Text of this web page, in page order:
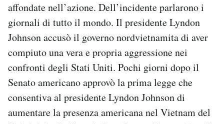
affondate nell’azione. Dell’incidente parlarono i
giornali di tutto il mondo. Il presidente Lyndon
Johnson accusò il governo nordvietnamita di aver
compiuto una vera e propria aggressione nei
confronti degli Stati Uniti. Pochi giorni dopo il
Senato americano approvò la prima legge che
consentiva al presidente Lyndon Johnson di
aumentare la presenza americana nel Vietnam del